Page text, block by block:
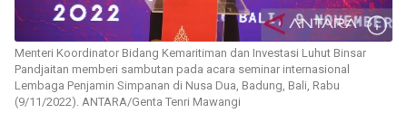
Menteri Koordinator Bidang Kemaritiman dan Investasi Luhut Binsar
Pandjaitan memberi sambutan pada acara seminar internasional
Lembaga Penjamin Simpanan di Nusa Dua, Badung, Bali, Rabu
(9/11/2022). ANTARA/Genta Tenri Mawangi